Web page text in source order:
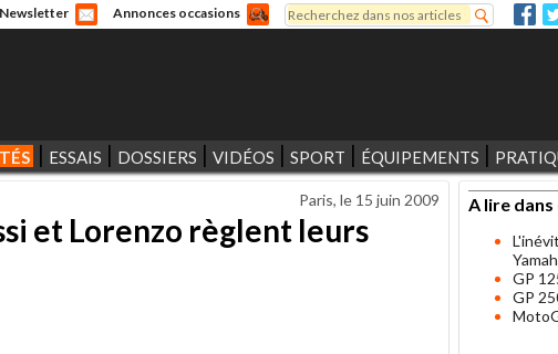
Newsletter Annonces occasions
Formulaire de recherche
Rechercher
ESSAIS DOSSIERS VIDÉOS SPORT ÉQUIPEMENTS
Paris, le 15 juin 2009
et Lorenzo règlent leurs
A lire
GP
GP